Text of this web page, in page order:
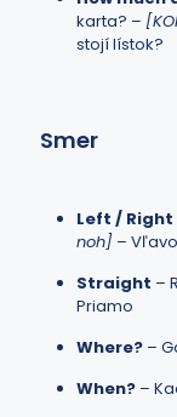
karta? –
stojí lístok?
Smer
Left / Right
noh] –
Straight –
Priamo
Where? –
When? –